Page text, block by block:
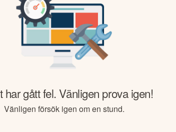
har gått fel. Vänligen prova igen!
Vänligen försök igen om en stund.